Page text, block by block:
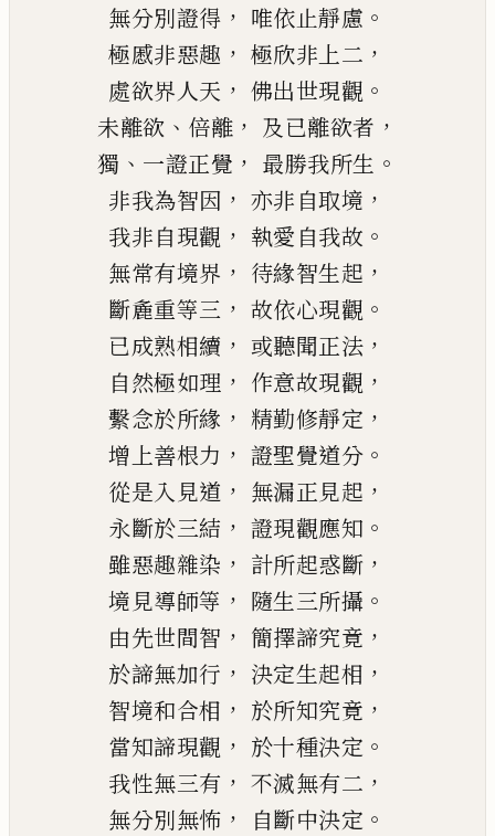
無分別證得 ， 唯依止靜慮 。
極慼非惡趣 ， 極欣非上二 ，
處欲界人天 ， 佛出世現觀 。
未離欲 、 倍離 ， 及已離欲者 ，
獨 、 一證正覺 ， 最勝我所生 。
非我為智因 ， 亦非自取境 ，
我非自現觀 ， 執愛自我故 。
無常有境界 ， 待緣智生起 ，
斷麁重等三 ， 故依心現觀 。
已成熟相續 ， 或聽聞正法 ，
自然極如理 ， 作意故現觀 ，
繫念於所緣 ， 精勤修靜定 ，
增上善根力 ， 證聖覺道分 。
從是入見道 ， 無漏正見起 ，
永斷於三結 ， 證現觀應知 。
雖惡趣雜染 ， 計所起惑斷 ，
境見導師等 ， 隨生三所攝 。
由先世間智 ， 簡擇諦究竟 ，
於諦無加行 ， 決定生起相 ，
智境和合相 ， 於所知究竟 ，
當知諦現觀 ， 於十種決定 。
我性無三有 ， 不滅無有二 ，
無分別無怖 ， 自斷中決定 。